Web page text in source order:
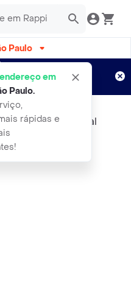
Paulo
em
Paulo.
rápidas e
15 dias!
Aplicam T&C